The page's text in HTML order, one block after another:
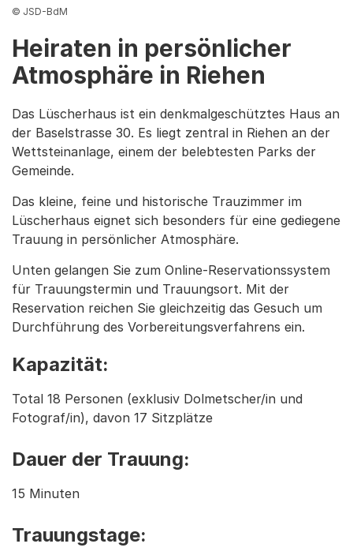
© JSD-BdM
Heiraten in persönlicher
Atmosphäre in Riehen
Das Lüscherhaus ist ein denkmalgeschütztes Haus an
der Baselstrasse 30. Es liegt zentral in Riehen an der
Wettsteinanlage, einem der belebtesten Parks der
Gemeinde.
Das kleine, feine und historische Trauzimmer im
Lüscherhaus eignet sich besonders für eine gediegene
Trauung in persönlicher Atmosphäre.
Unten gelangen Sie zum Online-Reservationssystem
für Trauungstermin und Trauungsort. Mit der
Reservation reichen Sie gleichzeitig das Gesuch um
Durchführung des Vorbereitungsverfahrens ein.
Kapazität:
Total 18 Personen (exklusiv Dolmetscher/in und
Fotograf/in), davon 17 Sitzplätze
Dauer der Trauung:
15 Minuten
Trauungstage: